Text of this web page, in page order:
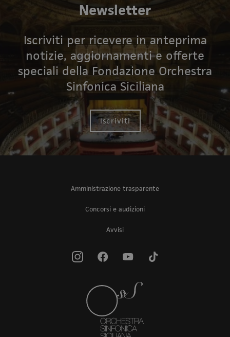
Newsletter
Iscriviti per ricevere in anteprima
notizie, aggiornamenti e offerte
speciali della Fondazione Orchestra
Sinfonica Siciliana
Iscriviti
Amministrazione trasparente
Concorsi e audizioni
Avvisi